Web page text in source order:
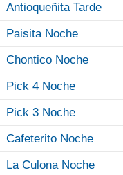
Antioqueñita Tarde
Paisita Noche
Chontico Noche
Pick 4 Noche
Pick 3 Noche
Cafeterito Noche
La Culona Noche